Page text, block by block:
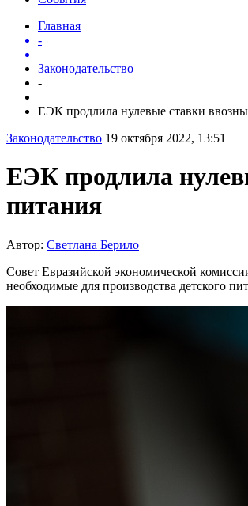
Главная
-
Законодательство
-
ЕЭК продлила нулевые ставки
Законодательство 19 октября 2022, 13:51
ЕЭК продлила
питания
Автор: Светлана Берило
Совет Евразийской экономической
необходимые для производства детского